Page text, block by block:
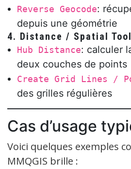
Reverse Geocode:
depuis une géométrie
4. Distance / Spatial
Hub Distance: calculer
deux couches de points
Create Grid Lines /
des grilles régulières
Cas d’usage
Voici quelques exemples
MMQGIS brille :